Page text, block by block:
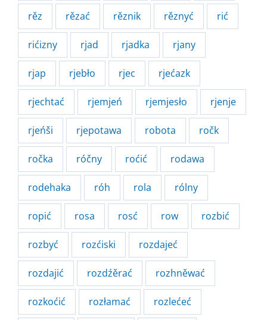
rěz rězać rěznik rěznyć rić
rićizny rjad rjadka rjany
rjap rjebło rjec rjećazk
rjechtać rjemjeń rjemjesło rjenje
rjeńši rjepotawa robota ročk
ročka róčny roćić rodawa
rodehaka róh rola rólny
ropić rosa rosć row rozbić
rozbyć rozćiski rozdajeć
rozdajić rozdźěrać rozhněwać
rozkoćić rozłamać rozlećeć